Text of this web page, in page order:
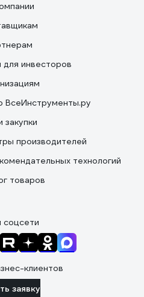
инвесторов
ВсеИнструменты.ру
закупки
производителей
технологий
товаров
соцсети
клиентов
заявку